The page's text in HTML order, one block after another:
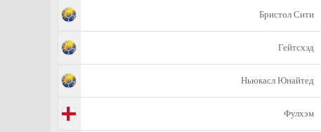
Бристол Сити
Гейтсхэд
Ньюкасл Юнайтед
Фулхэм